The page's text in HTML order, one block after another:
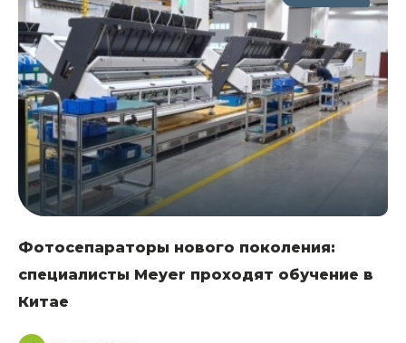
Фотосепараторы нового поколения:
специалисты Meyer проходят обучение в
Китае